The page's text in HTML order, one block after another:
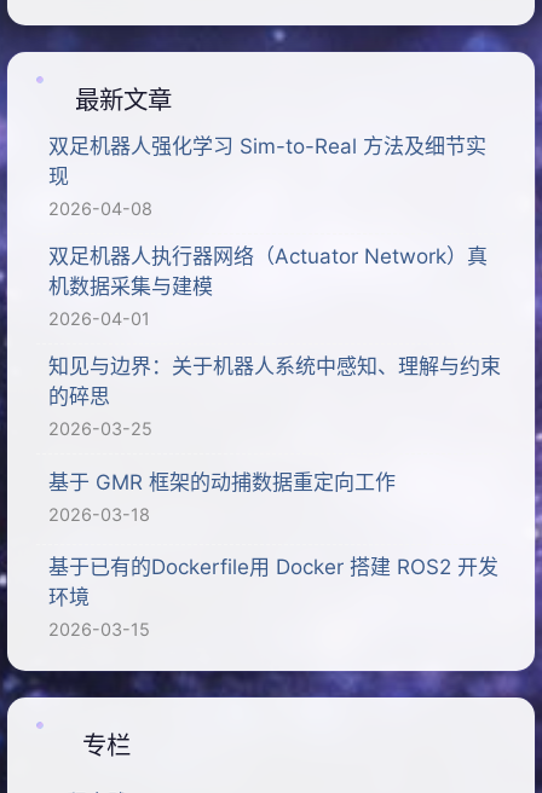
最新文章
双足机器人强化学习 Sim-to-Real 方法及细节实
现
2026-04-08
双足机器人执行器网络（Actuator Network）真
机数据采集与建模
2026-04-01
知见与边界：关于机器人系统中感知、理解与约束
的碎思
2026-03-25
基于 GMR 框架的动捕数据重定向工作
2026-03-18
基于已有的Dockerfile用 Docker 搭建 ROS2 开发
环境
2026-03-15
专栏